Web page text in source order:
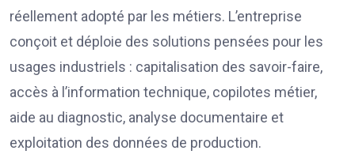
réellement adopté par les métiers. L’entreprise
conçoit et déploie des solutions pensées pour les
usages industriels : capitalisation des savoir-faire,
accès à l’information technique, copilotes métier,
aide au diagnostic, analyse documentaire et
exploitation des données de production.